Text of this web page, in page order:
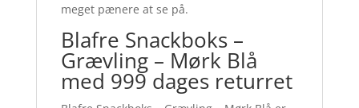
meget pænere at se på.
Blafre Snackboks –
Grævling – Mørk Blå
med 999 dages returret